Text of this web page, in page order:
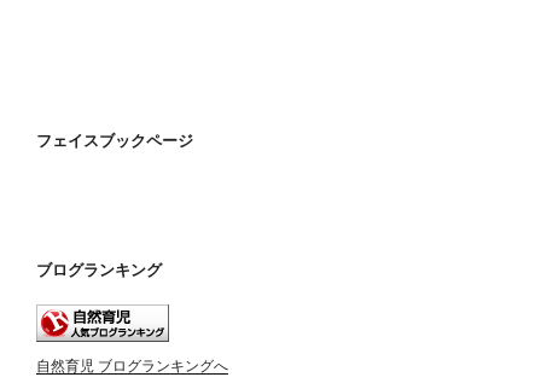
フェイスブックページ
ブログランキング
自然育児 ブログランキングへ